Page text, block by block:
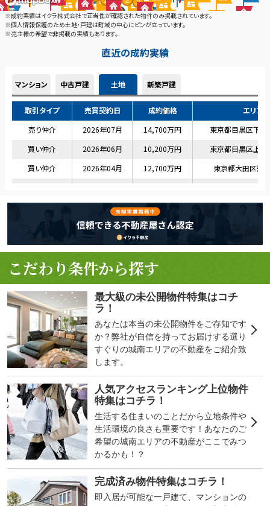
こだわり条件から探す
最大級の未公開物件特集はコチ
ラ！
あなたは本当の未公開物件をご存知です
か？弊社が自信を持ってお届けする選り
すぐりの城南エリアの不動産をご紹介致
します。
人気アクセスランキング上位物件
特集はコチラ！
生活する住まいのことだから立地条件や
生活環境の良さも重要です！あなたのご
希望の城南エリアの不動産がここでみつ
かるかも！？
完成済み物件特集はコチラ！
即入居が可能な一戸建て、マンションの